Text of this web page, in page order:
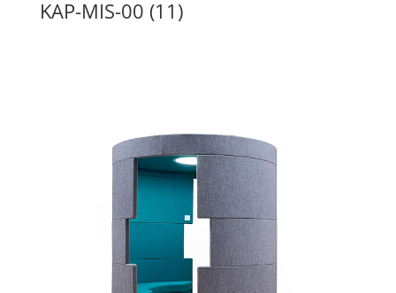
KAP-MIS-00 (11)